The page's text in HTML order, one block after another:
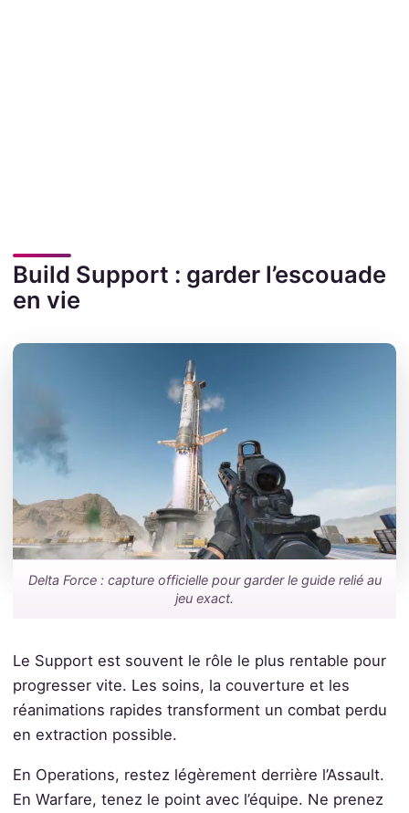
Build Support : garder l’escouade
en vie
Delta Force : capture officielle pour garder le guide relié au
jeu exact.
Le Support est souvent le rôle le plus rentable pour
progresser vite. Les soins, la couverture et les
réanimations rapides transforment un combat perdu
en extraction possible.
En Operations, restez légèrement derrière l’Assault.
En Warfare, tenez le point avec l’équipe. Ne prenez